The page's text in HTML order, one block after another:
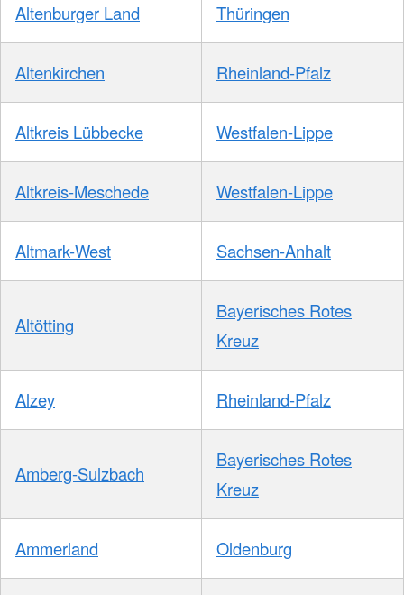
Altenburger Land Thüringen
Altenkirchen Rheinland-Pfalz
Altkreis Lübbecke Westfalen-Lippe
Altkreis-Meschede Westfalen-Lippe
Altmark-West Sachsen-Anhalt
Altötting
Bayerisches Rotes
Kreuz
Alzey Rheinland-Pfalz
Amberg-Sulzbach
Bayerisches Rotes
Kreuz
Ammerland Oldenburg